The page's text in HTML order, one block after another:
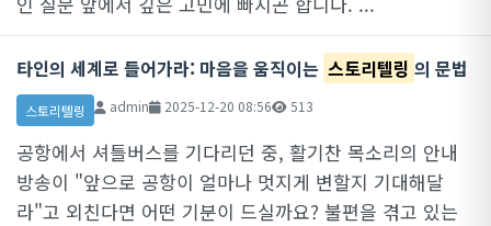
타인의 세계로 들어가라: 마음을 움직이는 스토리텔링 의 문법
스토리텔링 admin 2025-12-20 08:56 513
공항에서 셔틀버스를 기다리던 중, 활기찬 목소리의 안내
방송이 "앞으로 공항이 얼마나 멋지게 변할지 기대해달
라"고 외친다면 어떤 기분이 드실까요? 불편을 겪고 있는